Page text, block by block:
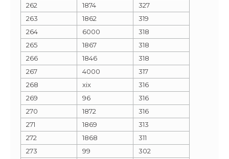
262
1874
327
263
1862
319
264
6000
318
265
1867
318
266
1846
318
267
4000
317
268
xix
316
269
96
316
270
1872
316
271
1869
313
272
1868
311
273
99
302